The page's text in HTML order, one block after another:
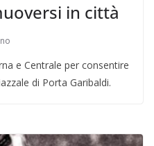
in città
e Centrale per consentire
di Porta Garibaldi.